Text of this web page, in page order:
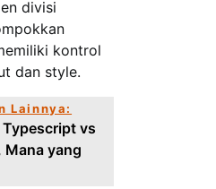
divisi
kontrol
dan style.
Lainnya:
Typescript vs
yang